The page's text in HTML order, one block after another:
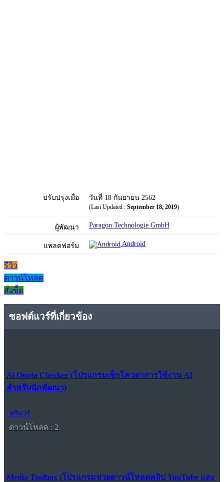
ปรับปรุงเมื่อ วันที่ 18 กันยายน 2562
(Last Updated : September 18, 2019)
ผู้พัฒนา Paragon Technologie GmbH
แพลตฟอร์ม Android
รีวิว
ดาวน์โหลด
สั่งซื้อ
ซอฟต์แวร์ที่เกี่ยวข้อง
Ai Quota Checker (โปรแกรมเช็กโควตาการใช้งาน AI
สำหรับนักพัฒนา)
ฟรีแวร์
ดาวน์โหลด : 2
Media Toolbox (โปรแกรมช่วยดาวน์โหลดคลิป YouTube และ